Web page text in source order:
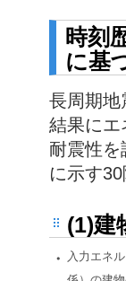
時刻
に基
長周期地
結果にエ
耐震性
に示す
(1)建
・
入力エネ